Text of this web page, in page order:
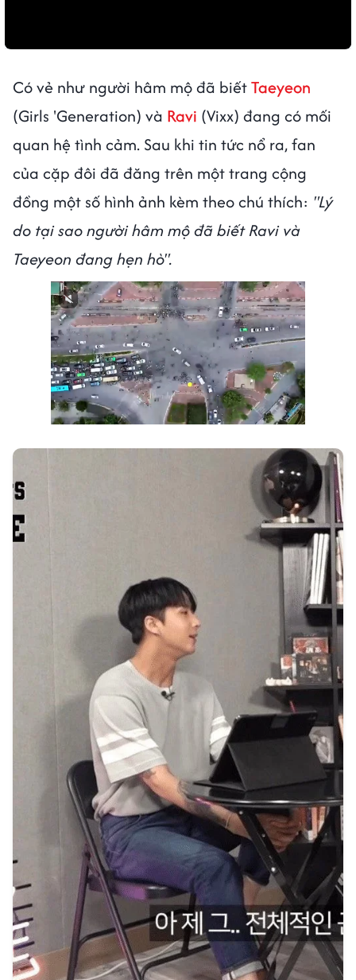
Có vẻ như người hâm mộ đã biếtTaeyeon
(Girls 'Generation) và Ravi (Vixx) đang có mối
quan hệ tình cảm. Sau khi tin tức nổ ra, fan
của cặp đôi đã đăng trên một trang cộng
đồng một số hình ảnh kèm theo chú thích: "Lý
do tại sao người hâm mộ đã biết Ravi và
Taeyeon đang hẹn hò".